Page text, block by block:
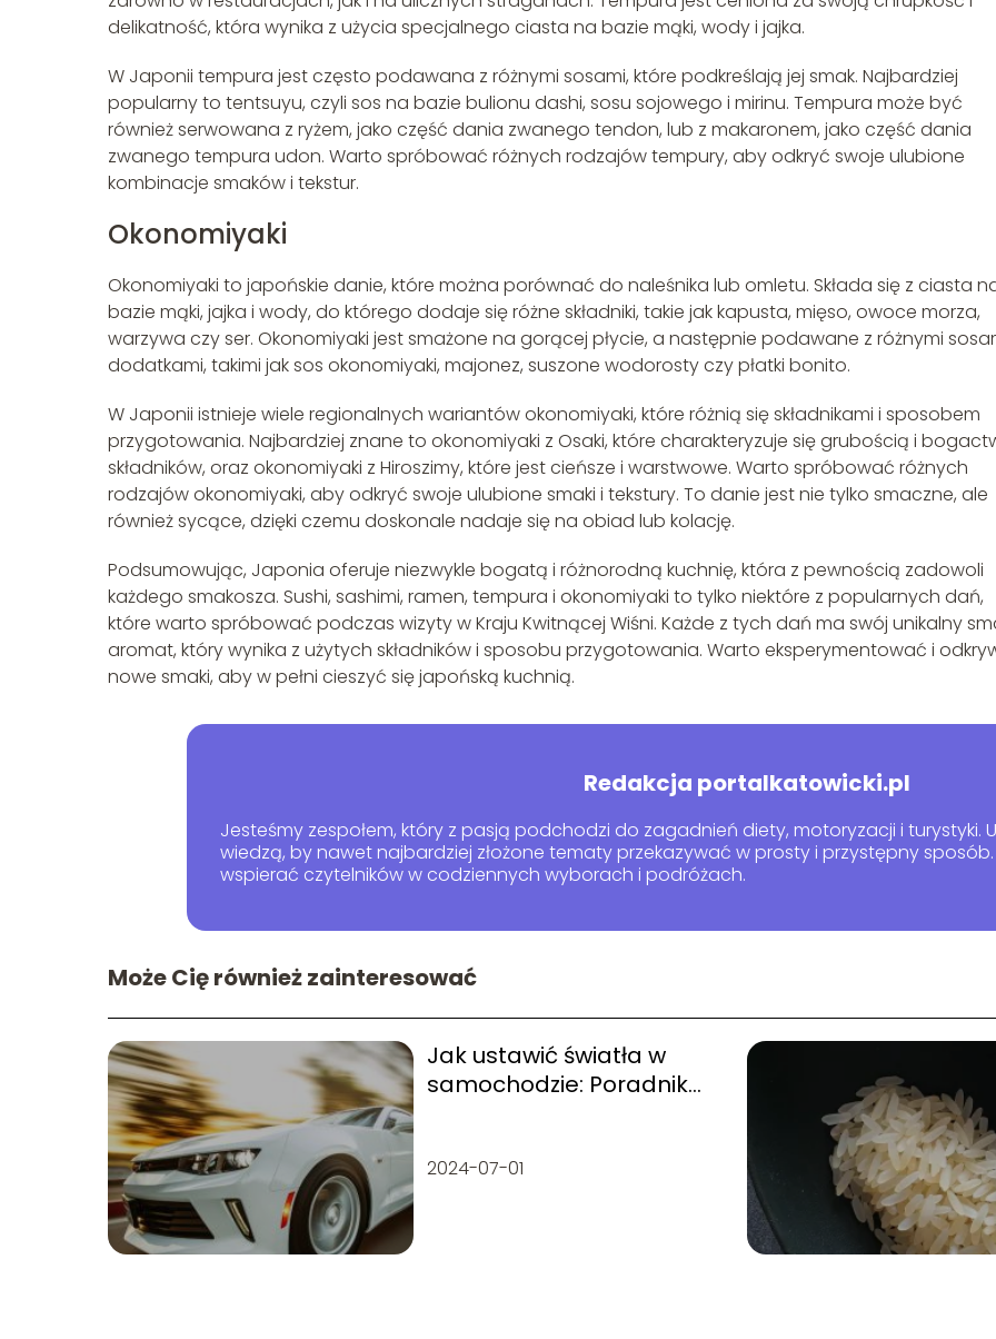
delikatność, która wynika z użycia specjalnego ciasta na bazie mąki, wody i jajka.
W Japonii tempura jest często podawana z różnymi sosami, które podkreślają jej smak. Najbardziej
popularny to tentsuyu, czyli sos na bazie bulionu dashi, sosu sojowego i mirinu. Tempura może być
również serwowana z ryżem, jako część dania zwanego tendon, lub z makaronem, jako część dania
zwanego tempura udon. Warto spróbować różnych rodzajów tempury, aby odkryć swoje ulubione
kombinacje smaków i tekstur.
Okonomiyaki
Okonomiyaki to japońskie danie, które można porównać do naleśnika lub omletu. Składa się z ciasta
bazie mąki, jajka i wody, do którego dodaje się różne składniki, takie jak kapusta, mięso, owoce morza,
warzywa czy ser. Okonomiyaki jest smażone na gorącej płycie, a następnie podawane z różnymi
dodatkami, takimi jak sos okonomiyaki, majonez, suszone wodorosty czy płatki bonito.
W Japonii istnieje wiele regionalnych wariantów okonomiyaki, które różnią się składnikami i sposobem
przygotowania. Najbardziej znane to okonomiyaki z Osaki, które charakteryzuje się grubością i
składników, oraz okonomiyaki z Hiroszimy, które jest cieńsze i warstwowe. Warto spróbować różnych
rodzajów okonomiyaki, aby odkryć swoje ulubione smaki i tekstury. To danie jest nie tylko smaczne, ale
również sycące, dzięki czemu doskonale nadaje się na obiad lub kolację.
Podsumowując, Japonia oferuje niezwykle bogatą i różnorodną kuchnię, która z pewnością zadowoli
każdego smakosza. Sushi, sashimi, ramen, tempura i okonomiyaki to tylko niektóre z popularnych dań,
które warto spróbować podczas wizyty w Kraju Kwitnącej Wiśni. Każde z tych dań ma swój unikalny
aromat, który wynika z użytych składników i sposobu przygotowania. Warto eksperymentować i
nowe smaki, aby w pełni cieszyć się japońską kuchnią.
Redakcja portalkatowicki.pl
Jesteśmy zespołem, który z pasją podchodzi do zagadnień diety, motoryzacji i turystyki.
wiedzą, by nawet najbardziej złożone tematy przekazywać w prosty i przystępny
wspierać czytelników w codziennych wyborach i podróżach.
Może Cię również zainteresować
Jak ustawić światła w
samochodzie: Poradnik
2024-07-01